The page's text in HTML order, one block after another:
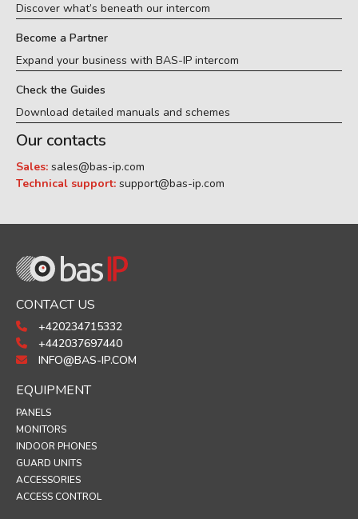
Discover what’s beneath our intercom
Become a Partner
Expand your business with BAS-IP intercom
Check the Guides
Download detailed manuals and schemes
Our contacts
Sales: sales@bas-ip.com
Technical support: support@bas-ip.com
CONTACT US
+420234715332
+442037697440
INFO@BAS-IP.COM
EQUIPMENT
PANELS
MONITORS
INDOOR PHONES
GUARD UNITS
ACCESSORIES
ACCESS CONTROL